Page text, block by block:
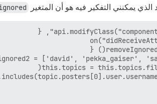
الذي يمكنني التفكير فيه هو أن المتغير